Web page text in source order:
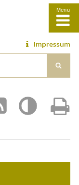
Menü
Impressum